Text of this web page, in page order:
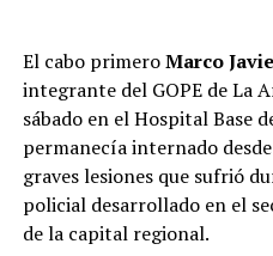
Además, los funcionarios
aire comprimido, un rifle de
telescópica, 15 balines de
calibre 9 milímetros y un
CBC, elementos que serán
en la investigación.
El cabo primeroMarco
integrante del GOPE de La
sábado en el Hospital Base
permanecía internado
graves lesiones que sufrió
policial desarrollado en el
de la capital regional.